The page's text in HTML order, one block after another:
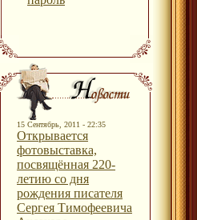
15 Сентябрь, 2011 - 22:35
Открывается
фотовыставка,
посвящённая 220-
летию со дня
рождения писателя
Сергея Тимофеевича